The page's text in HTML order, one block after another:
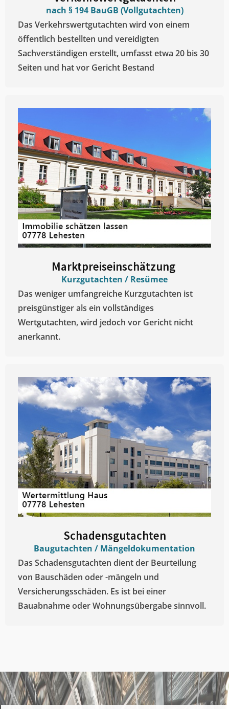
nach § 194 BauGB (Vollgutachten)
Das Verkehrswertgutachten wird von einem
öffentlich bestellten und vereidigten
Sachverständigen erstellt, umfasst etwa 20 bis 30
Seiten und hat vor Gericht Bestand
Marktpreiseinschätzung ​
Kurzgutachten / Resümee
Das weniger umfangreiche Kurzgutachten ist
preisgünstiger als ein vollständiges
Wertgutachten, wird jedoch vor Gericht nicht
anerkannt.
Schadensgutachten
Baugutachten / Mängeldokumentation
Das Schadensgutachten dient der Beurteilung
von Bauschäden oder -mängeln und
Versicherungsschäden. Es ist bei einer
Bauabnahme oder Wohnungsübergabe sinnvoll.